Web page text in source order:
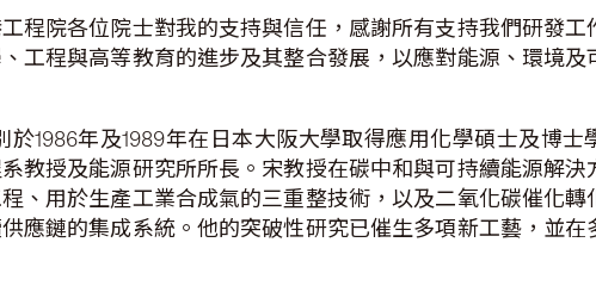
程院各位院士對我的支持與信任，感謝所有支持我們研發工
工程與高等教育的進步及其整合發展，以應對能源、環境及
1986年及1989年在日本大阪大學取得應用化學碩士及博士
教授及能源研究所所長。宋教授在碳中和與可持續能源解決
、用於生產工業合成氣的三重整技術，以及二氧化碳催化轉
應鏈的集成系統。他的突破性研究已催生多項新工藝，並在